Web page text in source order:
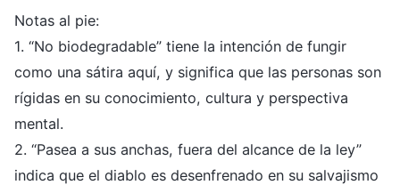
Notas al pie:
1. “No biodegradable” tiene la intención de fungir
como una sátira aquí, y significa que las personas son
rígidas en su conocimiento, cultura y perspectiva
mental.
2. “Pasea a sus anchas, fuera del alcance de la ley”
indica que el diablo es desenfrenado en su salvajismo